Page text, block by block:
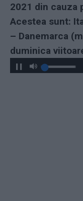
2021 din cauza
Acestea sunt:
– Danemarca
duminica